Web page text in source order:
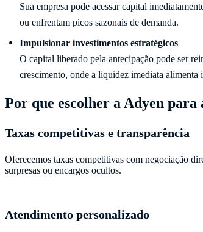
Sua empresa pode acessar capital
ou enfrentam picos sazonais de demanda.
O capital liberado pela antecipação pode ser
crescimento, onde a liquidez imediata
Por que escolher a Adyen para
Taxas competitivas e transparência
Oferecemos taxas competitivas com negociação
surpresas ou encargos ocultos.
Atendimento personalizado